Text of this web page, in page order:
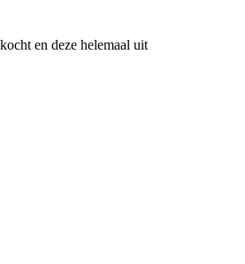
en deze helemaal uit